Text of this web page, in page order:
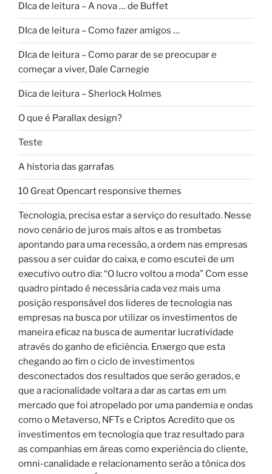
DIca de leitura – A nova … de Buffet
DIca de leitura – Como fazer amigos …
DIca de leitura – Como parar de se preocupar e
começar a viver, Dale Carnegie
Dica de leitura – Sherlock Holmes
O que é Parallax design?
Teste
A historia das garrafas
10 Great Opencart responsive themes
Tecnologia, precisa estar a serviço do resultado. Nesse
novo cenário de juros mais altos e as trombetas
apontando para uma recessão, a ordem nas empresas
passou a ser cuidar do caixa, e como escutei de um
executivo outro dia: “O lucro voltou a moda” Com esse
quadro pintado é necessária cada vez mais uma
posição responsável dos lideres de tecnologia nas
empresas na busca por utilizar os investimentos de
maneira eficaz na busca de aumentar lucratividade
através do ganho de eficiência. Enxergo que esta
chegando ao fim o ciclo de investimentos
desconectados dos resultados que serão gerados, e
que a racionalidade voltara a dar as cartas em um
mercado que foi atropelado por uma pandemia e ondas
como o Metaverso, NFTs e Criptos Acredito que os
investimentos em tecnologia que traz resultado para
as companhias em áreas como experiência do cliente,
omni-canalidade e relacionamento serão a tônica dos